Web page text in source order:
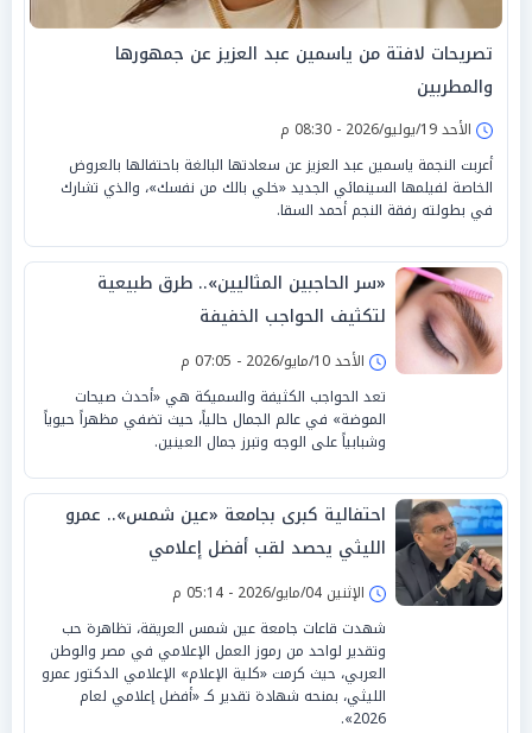
تصريحات لافتة من ياسمين عبد العزيز عن جمهورها
والمطربين
الأحد 19/يوليو/2026 - 08:30 م
أعربت النجمة ياسمين عبد العزيز عن سعادتها البالغة باحتفالها بالعروض
الخاصة لفيلمها السينمائي الجديد «خلي بالك من نفسك»، والذي تشارك
في بطولته رفقة النجم أحمد السقا.
«سر الحاجبين المثاليين».. طرق طبيعية
لتكثيف الحواجب الخفيفة
الأحد 10/مايو/2026 - 07:05 م
تعد الحواجب الكثيفة والسميكة هي «أحدث صيحات
الموضة» في عالم الجمال حالياً، حيث تضفي مظهراً حيوياً
وشبابياً على الوجه وتبرز جمال العينين.
احتفالية كبرى بجامعة «عين شمس».. عمرو
الليثي يحصد لقب أفضل إعلامي
الإثنين 04/مايو/2026 - 05:14 م
شهدت قاعات جامعة عين شمس العريقة، تظاهرة حب
وتقدير لواحد من رموز العمل الإعلامي في مصر والوطن
العربي، حيث كرمت «كلية الإعلام» الإعلامي الدكتور عمرو
الليثي، بمنحه شهادة تقدير كـ «أفضل إعلامي لعام
2026».